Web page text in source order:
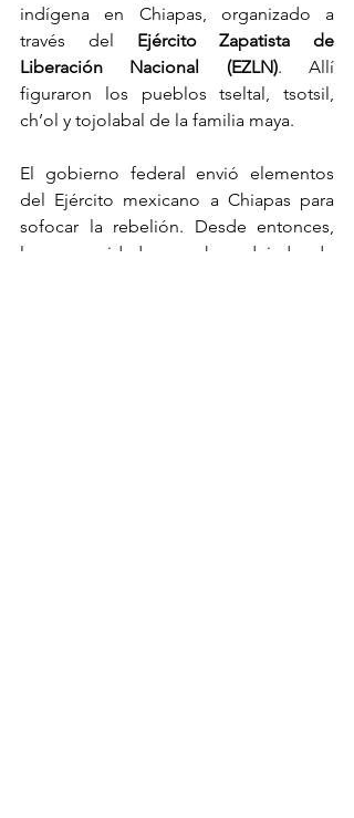
indígena en Chiapas, organizado a
través del Ejército Zapatista de
Liberación Nacional (EZLN). Allí
figuraron los pueblos tseltal, tsotsil,
ch’ol y tojolabal de la familia maya.
El gobierno federal envió elementos
del Ejército mexicano a Chiapas para
sofocar la rebelión. Desde entonces,
las comunidades no han dejado de